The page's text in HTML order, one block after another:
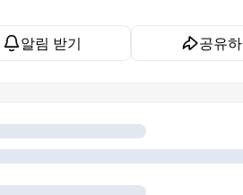
알림 받기 공유